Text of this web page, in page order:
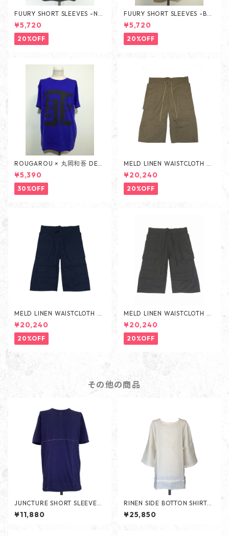
FUURY SHORT SLEEVES -NA
VY-
¥5,720
20%OFF
FUURY SHORT SLEEVES -BLA
CK-
¥5,720
20%OFF
ROUGAROU × 丸岡和吾 DEA
TH SHORT SLEEVES -BLUE-
¥5,390
30%OFF
MELD LINEN WAISTCLOTH PA
NTS -BEIGE-
¥20,240
20%OFF
MELD LINEN WAISTCLOTH PA
NTS -NAVY-
¥20,240
20%OFF
MELD LINEN WAISTCLOTH PA
NTS -BLACK-
¥20,240
20%OFF
その他の商品
JUNCTURE SHORT SLEEVES
-NAVY-
¥11,880
RINEN SIDE BOTTON SHIRTS
-WHITE-
¥25,850